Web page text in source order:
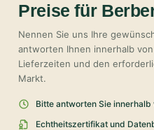
Preise für
Nennen Sie uns Ihre
antworten Ihnen innerhalb
Lieferzeiten und den
Markt.
Bitte antworten Sie innerhalb
Echtheitszertifikat und